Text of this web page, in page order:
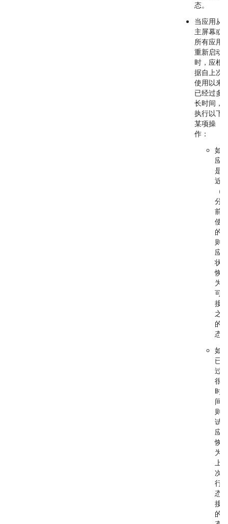
态。
当应用从
主屏幕或
所有应用
重新启动
时，应根
据自上次
使用以来
已经过多
长时间，
执行以下
某项操
作：
如
应
是
近
（
分
前
使
的
则
应
状
恢
为
可
接
之
的
态
如
已
过
很
时
间
则
试
应
恢
为
上
次
行
态
接
的